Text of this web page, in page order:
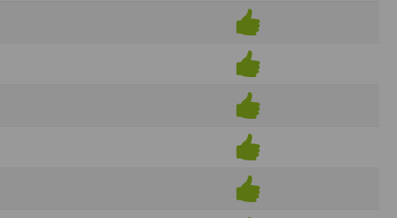
Internet
participer à des épreuves inscrites au
qu’elles ne transitent sur le réseau.
pas accessible depuis l’extérieur.